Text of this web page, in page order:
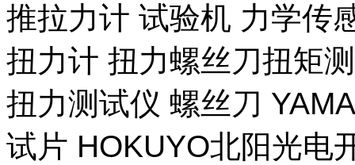
推拉力计 试验机 力学传
扭力计 扭力螺丝刀扭矩
扭力测试仪 螺丝刀
试片 HOKUYO北阳光电